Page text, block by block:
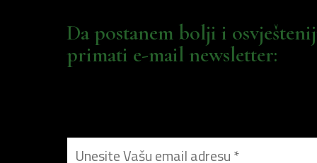
Da postanem bolji i
primati e-mail newsletter: